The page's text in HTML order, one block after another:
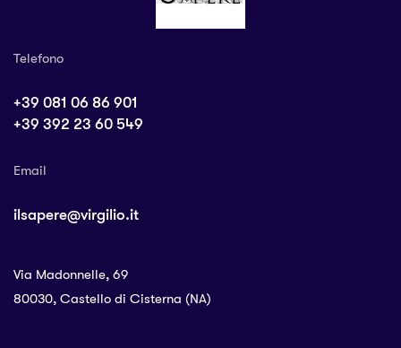
Telefono
+39 081 06 86 901
+39 392 23 60 549
Email
ilsapere@virgilio.it
Via Madonnelle, 69
80030, Castello di Cisterna (NA)